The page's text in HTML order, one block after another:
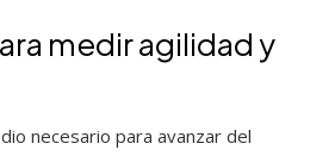
medir agilidad y
necesario para avanzar del